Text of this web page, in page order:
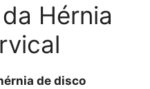
Hérnia
de disco